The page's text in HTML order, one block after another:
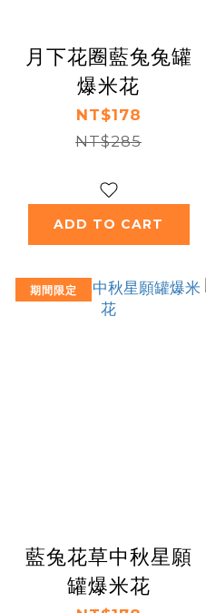
月下花圈藍兔兔罐
爆米花
NT$178
NT$285
ADD TO CART
期間限定
藍兔花草中秋星願
罐爆米花